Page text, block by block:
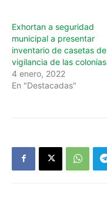
Exhortan a seguridad
municipal a presentar
inventario de casetas de
vigilancia de las colonias
4 enero, 2022
En "Destacadas"